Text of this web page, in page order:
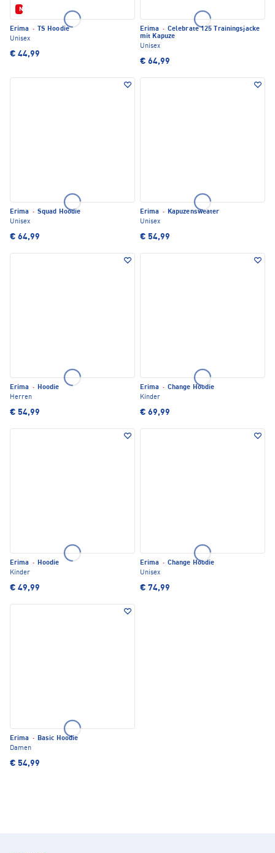
Neu
Erima ·
TS Hoodie
Unisex
€ 44,99
Erima · Celebrate 125 Trainingsjacke
mit Kapuze
Unisex
€ 64,99
Erima · Squad Hoodie
Unisex
€ 64,99
Erima · Kapuzensweater
Unisex
€ 54,99
Erima · Hoodie
Herren
€ 54,99
Erima · Change Hoodie
Kinder
€ 69,99
Erima · Hoodie
Kinder
€ 49,99
Erima · Change Hoodie
Unisex
€ 74,99
Erima · Basic Hoodie
Damen
€ 54,99